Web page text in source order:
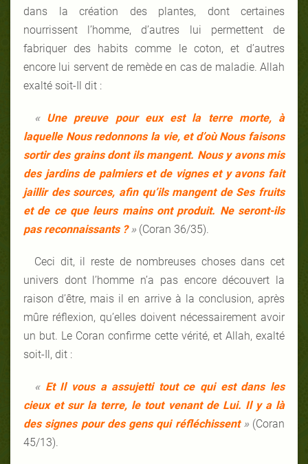
dans la création des plantes, dont certaines
nourrissent l’homme, d’autres lui permettent de
fabriquer des habits comme le coton, et d’autres
encore lui servent de remède en cas de maladie. Allah
exalté soit-Il dit :
« Une preuve pour eux est la terre morte, à
laquelle Nous redonnons la vie, et d’où Nous faisons
sortir des grains dont ils mangent. Nous y avons mis
des jardins de palmiers et de vignes et y avons fait
jaillir des sources, afin qu’ils mangent de Ses fruits
et de ce que leurs mains ont produit. Ne seront-ils
pas reconnaissants ?» (Coran 36/35).
Ceci dit, il reste de nombreuses choses dans cet
univers dont l’homme n’a pas encore découvert la
raison d’être, mais il en arrive à la conclusion, après
mûre réflexion, qu’elles doivent nécessairement avoir
un but. Le Coran confirme cette vérité, et Allah, exalté
soit-Il, dit :
«Et Il vous a assujetti tout ce qui est dans les
cieux et sur la terre, le tout venant de Lui. Il y a là
des signes pour des gens qui réfléchissent »(Coran
45/13).